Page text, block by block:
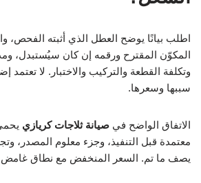
اطلب بيانًا يوضح العطل الذي أثبته الفحص،
المكوّن المقترح ورقمه إن كان سيُستبدل،
وتكلفة القطعة والتركيب والاختبار. لا تعتمد
سببها وسعرها.
الاتفاق الواضح في صيانة ثلاجات كريازي
معتمدة قبل التنفيذ، وجزء معلوم المصدر،
يصف ما تم. السعر المنخفض مع نطاق غامض